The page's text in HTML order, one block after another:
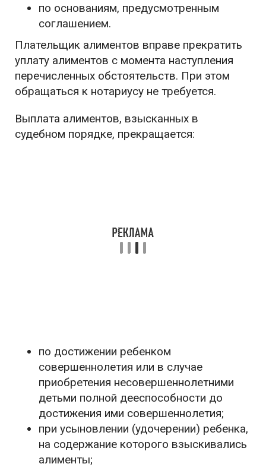
по основаниям, предусмотренным
соглашением.
Плательщик алиментов вправе прекратить
уплату алиментов с момента наступления
перечисленных обстоятельств. При этом
обращаться к нотариусу не требуется.
Выплата алиментов, взысканных в
судебном порядке, прекращается:
по достижении ребенком
совершеннолетия или в случае
приобретения несовершеннолетними
детьми полной дееспособности до
достижения ими совершеннолетия;
при усыновлении (удочерении) ребенка,
на содержание которого взыскивались
алименты;